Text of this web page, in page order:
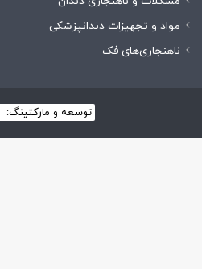
مواد و تجهیزات دندانپزشکی
ناهنجاری‌های فک
توسعه و مارکتینگ: